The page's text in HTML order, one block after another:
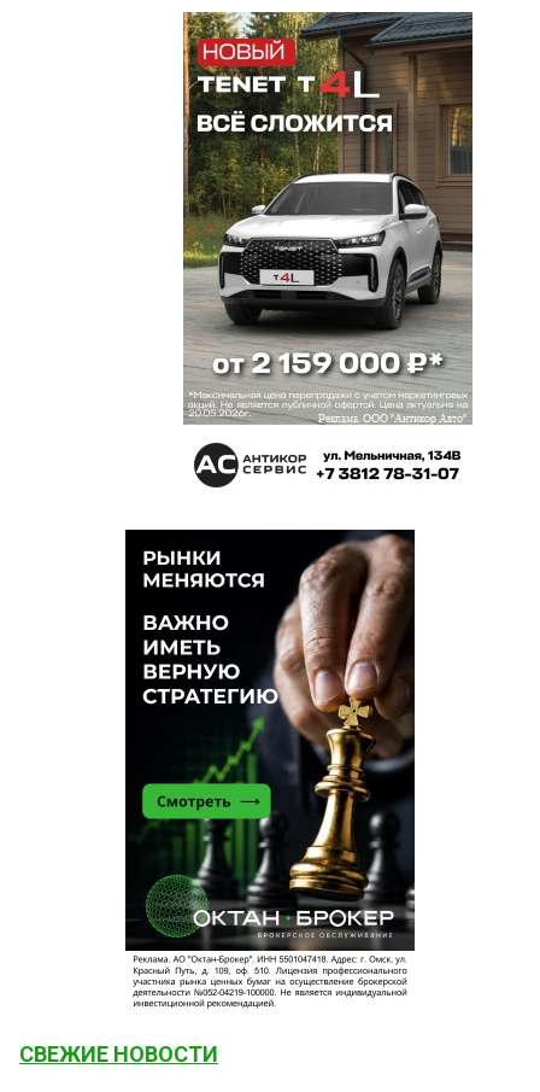
СВЕЖИЕ НОВОСТИ